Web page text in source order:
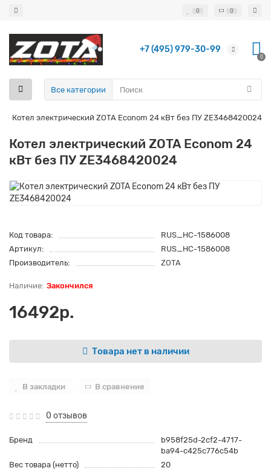
0 0
+7 (495) 979-30-99
0
Все категории
Котел электрический ZOTA Econom 24 кВт без ПУ ZE3468420024
Котел электрический ZOTA Econom 24
кВт без ПУ ZE3468420024
Код товара:
RUS_НС-1586008
Артикул:
RUS_НС-1586008
Производитель:
ZOTA
Закончился
16492р.
Товара нет в наличии
В закладки В сравнение
0 отзывов
Бренд
b958f25d-2cf2-4717-
ba94-c425c776c54b
Вес товара (нетто)
20